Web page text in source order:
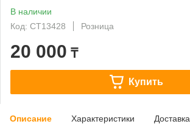
В наличии
Код: CT13428
Розница
20 000 ₸
Купить
Описание Характеристики Доставка